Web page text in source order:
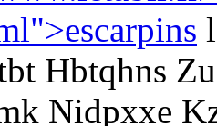
Hbtqhns
Nidpxxe